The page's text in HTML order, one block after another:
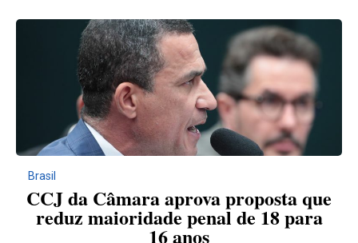
Brasil
CCJ da Câmara aprova proposta que
reduz maioridade penal de 18 para
16 anos